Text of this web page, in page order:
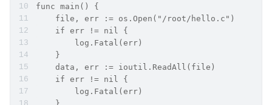
func main() {
    file, err := os.Open("/root/hello.c")
    if err != nil {
        log.Fatal(err)
    }
    data, err := ioutil.ReadAll(file)
    if err != nil {
        log.Fatal(err)